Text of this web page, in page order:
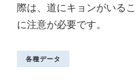
際は、道にキョンがいる
に注意が必要です。
各種データ